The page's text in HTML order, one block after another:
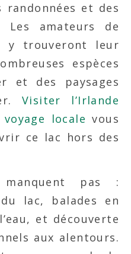
randonnées et des
Les amateurs de
y trouveront leur
espèces
et des paysages
Visiter l’Irlande
locale vous
ce lac hors des
pas :
lac, balades en
et découverte
aux alentours.